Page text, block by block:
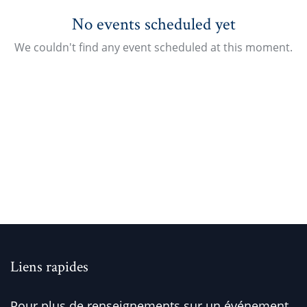
No events scheduled yet
We couldn't find any event scheduled at this moment.
Liens rapides